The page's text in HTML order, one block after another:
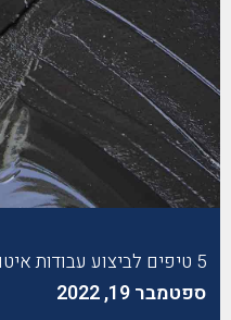
5 טיפים לביצוע עבודות איטום נכונות
ספטמבר 19, 2022